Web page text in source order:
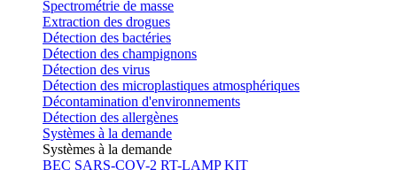
Spectrométrie de masse
Extraction des drogues
Détection des bactéries
Détection des champignons
Détection des virus
Détection des microplastiques atmosphériques
Décontamination d'environnements
Détection des allergènes
Systèmes à la demande
Systèmes à la demande
BEC SARS-COV-2 RT-LAMP KIT